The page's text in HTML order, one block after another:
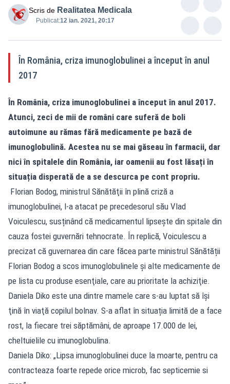
Scris de Realitatea Medicala
Publicat:12 ian. 2021, 20:17
În România, criza imunoglobulinei a început în anul
2017
În România, criza imunoglobulinei a început în anul 2017.
Atunci, zeci de mii de români care suferă de boli
autoimune au rămas fără medicamente pe bază de
imunoglobulină. Acestea nu se mai găseau în farmacii, dar
nici în spitalele din România, iar oamenii au fost lăsați în
situația disperată de a se descurca pe cont propriu.
Florian Bodog, ministrul Sănătăţii în plină criză a
imunoglobulinei, l-a atacat pe precedesorul său Vlad
Voiculescu, susținând că medicamentul lipseşte din spitale din
cauza fostei guvernări tehnocrate. În replică, Voiculescu a
precizat că guvernarea din care făcea parte ministrul Sănătății
Florian Bodog a scos imunoglobulinele şi alte medicamente de
pe lista cu produse esenţiale, care au prioritate la achiziţie.
Daniela Diko este una dintre mamele care s-au luptat să îşi
ţină în viaţă copilul bolnav. S-a aflat în situația limită de a face
rost, la fiecare trei săptămâni, de aproape 17.000 de lei,
cheltuielile cu imunoglobulina.
Daniela Diko: „Lipsa imunoglobulinei duce la moarte, pentru ca
contracteaza foarte repede orice microb, fac septicemie si